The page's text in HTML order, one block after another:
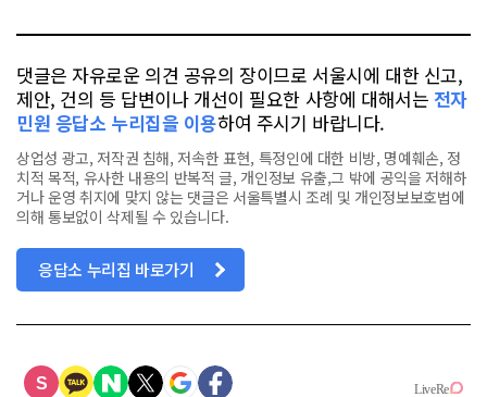
댓글은 자유로운 의견 공유의 장이므로 서울시에 대한 신고,
제안, 건의 등 답변이나 개선이 필요한 사항에 대해서는 전자
민원 응답소 누리집을 이용하여 주시기 바랍니다.
상업성 광고, 저작권 침해, 저속한 표현, 특정인에 대한 비방, 명예훼손, 정
치적 목적, 유사한 내용의 반복적 글, 개인정보 유출,그 밖에 공익을 저해하
거나 운영 취지에 맞지 않는 댓글은 서울특별시 조례 및 개인정보보호법에
의해 통보없이 삭제될 수 있습니다.
응답소 누리집 바로가기